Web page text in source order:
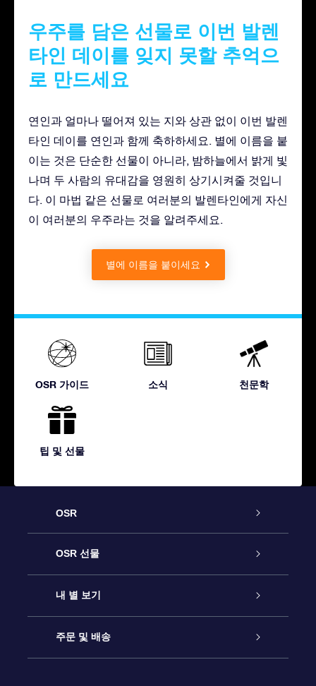
우주를 담은 선물로 이번 발렌
타인 데이를 잊지 못할 추억으
로 만드세요
연인과 얼마나 떨어져 있는 지와 상관 없이 이번 발렌
타인 데이를 연인과 함께 축하하세요. 별에 이름을 붙
이는 것은 단순한 선물이 아니라, 밤하늘에서 밝게 빛
나며 두 사람의 유대감을 영원히 상기시켜줄 것입니
다. 이 마법 같은 선물로 여러분의 발렌타인에게 자신
이 여러분의 우주라는 것을 알려주세요.
별에 이름을 붙이세요
OSR 가이드 소식 천문학
팁 및 선물
OSR
고객 서비스
연락처
블로그
OSR 선물
온라인 별 선물
OSR 선물 팩
내 별 보기
Star Register
주문 및 배송